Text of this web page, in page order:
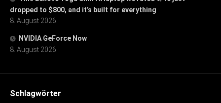
dropped to $800, and it’s built for everything
8. August 2026
NVIDIA GeForce Now
8. August 2026
Schlagwörter